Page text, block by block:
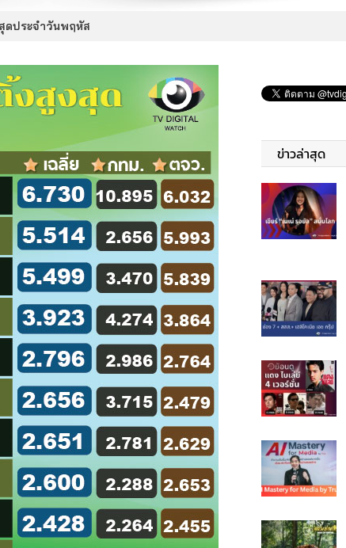
ดประจำวันพฤหัส
ข่าวล่าสุด